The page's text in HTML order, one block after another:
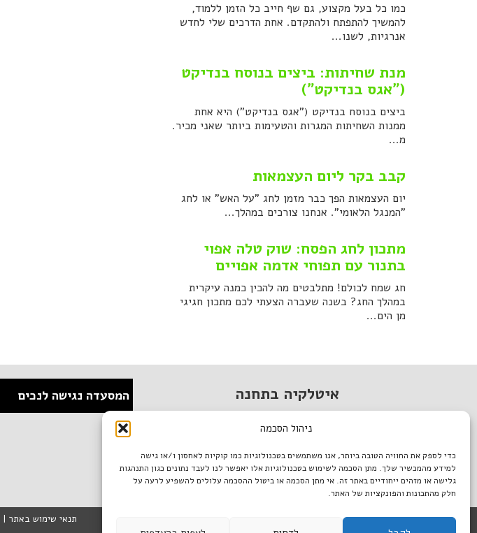
ניהול הסכמה
כדי לספק את החוויה הטובה ביותר, אנו משתמשים בטכנולוגיות כמו קוקיות לאחסון ו/או גישה
למידע מהמכשיר שלך. מתן הסכמה לשימוש בטכנולוגיות אלו יאפשר לנו לעבד נתונים כגון התנהגות
גלישה או מזהים ייחודיים באתר זה. אי מתן הסכמה או ביטול ההסכמה עלולים להשפיע לרעה על
חלק מהתכונות והפונקציות של האתר.
כמו כל בעל מקצוע, גם שף חייב כל הזמן ללמוד,
להמשיך להתפתח ולהתקדם. אחת הדרכים שלי לחדש
אנרגיות, לשנו...
מנת שחיתות: ביצים בנוסח בנדיקט
("אגס בנדיקט")
ביצים בנוסח בנדיקט ("אגס בנדיקט") היא אחת
ממנות השחיתות המגרות והטעימות ביותר שאני מכיר.
מ...
קבב בקר ליום העצמאות
יום העצמאות הפך כבר מזמן לחג "על האש" או לחג
"המנגל הלאומי". אנחנו צורכים במהלך...
מתכון לחג הפסח: שוק טלה אפוי
בתנור עם תפוחי אדמה אפויים
חג שמח לכולם! מתלבטים מה להכין כמנה עיקרית
במהלך החג? בשנה שעברה הצעתי לכם מתכון חגיגי
מן הים...
המסעדה נגישה לנכים איטלקיה בתחנה
italiantlv@gmail.com
דרושים באיטלקיה
תנאי שימוש באתר |